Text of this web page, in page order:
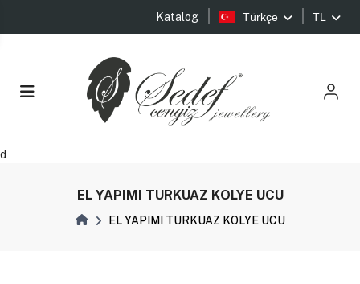
Katalog Türkçe TL
d
EL YAPIMI TURKUAZ KOLYE UCU
EL YAPIMI TURKUAZ KOLYE UCU